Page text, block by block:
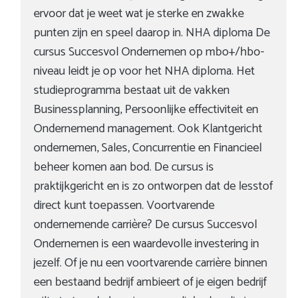
ervoor dat je weet wat je sterke en zwakke
punten zijn en speel daarop in. NHA diploma De
cursus Succesvol Ondernemen op mbo+/hbo-
niveau leidt je op voor het NHA diploma. Het
studieprogramma bestaat uit de vakken
Businessplanning, Persoonlijke effectiviteit en
Ondernemend management. Ook Klantgericht
ondernemen, Sales, Concurrentie en Financieel
beheer komen aan bod. De cursus is
praktijkgericht en is zo ontworpen dat de lesstof
direct kunt toepassen. Voortvarende
ondernemende carrière? De cursus Succesvol
Ondernemen is een waardevolle investering in
jezelf. Of je nu een voortvarende carrière binnen
een bestaand bedrijf ambieert of je eigen bedrijf